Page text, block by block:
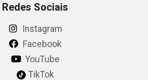
Redes Sociais
Instagram
Facebook
YouTube
TikTok